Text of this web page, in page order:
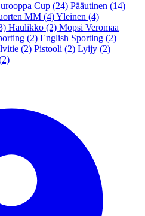
Cup (24) Pääutinen (14)
MM (4)Yleinen (4)
Haulikko (2) Mopsi Veromaa
(2) English Sporting (2)
(2) Pistooli (2) Lyijy (2)